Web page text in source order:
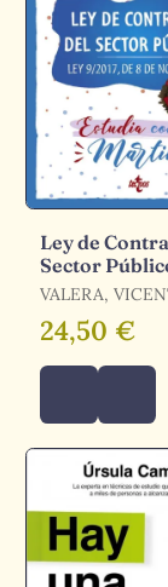
Ley de
Sector
Estudia con
VALERA,
24,50 €